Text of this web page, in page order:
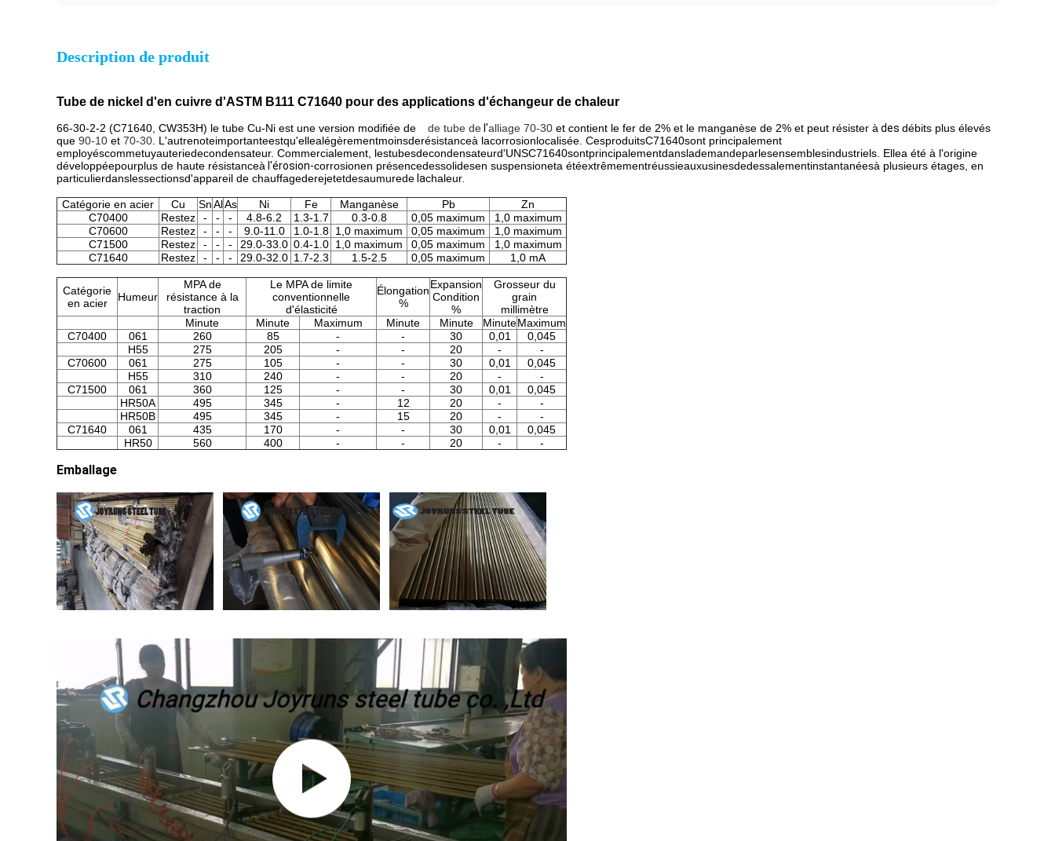
Description de produit
Tube de nickel d'en cuivre d'ASTM B111 C71640 pour des applications d'échangeur de chaleur
66-30-2-2 (C71640, CW353H) le tube Cu-Ni est une version modifiée de de tube de l'alliage 70-30 et contient le fer de 2% et le manganèse de 2% et peut résister à des débits plus élevés
que 90-10 et 70-30 . L'autrenoteimportanteestqu'ellealégèrementmoinsderésistanceà lacorrosionlocalisée. CesproduitsC71640sont principalement
employéscommetuyauteriedecondensateur. Commercialement, lestubesdecondensateurd'UNSC71640sontprincipalementdanslademandeparlesensemblesindustriels. Ellea été à l'origine
développéepourplus de haute résistanceà l'érosion-corrosionen présencedessolidesen suspensioneta étéextrêmementréussieauxusinesdedessalementinstantanéesà plusieurs étages, en
particulierdanslessectionsd'appareil de chauffagederejetetdesaumurede lachaleur
Catégorie en acier Cu SnAlAs Ni Fe Manganèse Pb
Zn
C70400
Restez - - - 4.8-6.2 1.3-1.7 0.3-0.8 0,05 maximum
1,0 maximum
C70600
Restez - - - 9.0-11.0 1.0-1.8 1,0 maximum 0,05 maximum
1,0 maximum
C71500
Restez - - - 29.0-33.0 0.4-1.0 1,0 maximum 0,05 maximum
1,0 maximum
C71640
Restez - - - 29.0-32.0 1.7-2.3 1.5-2.5 0,05 maximum 1,0 mA
Catégorie
en acier
Humeur
MPA de
résistance à la
traction
Le MPA de limite
conventionnelle
d'élasticité
Élongation
%
Expansion
Condition
%
Grosseur du
grain
millimètre
Minute
Minute Maximum Minute Minute MinuteMaximum
C70400
061 260 85 - - 30 0,01
0,045
H55
275 205 - - 20 -
-
C70600
061 275 105 - - 30 0,01
0,045
H55
310 240 - - 20 -
-
C71500
061 360 125 - - 30 0,01
0,045
HR50A
495 345 - 12 20 -
-
HR50B
495 345 - 15 20 -
-
C71640
061 435 170 - - 30 0,01
0,045
HR50
560 400 - - 20 - -
Emballage